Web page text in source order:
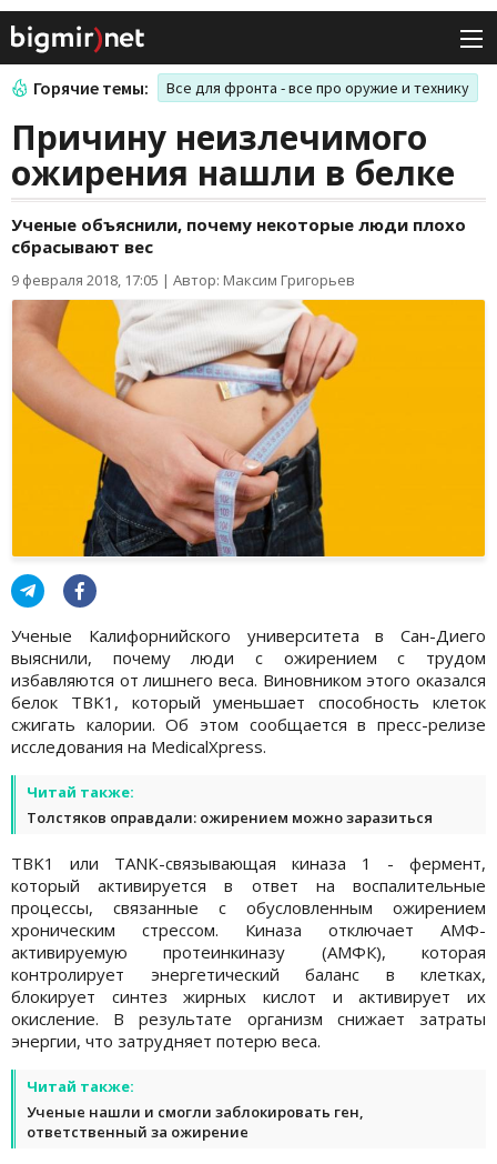
Горячие темы: Все для фронта - все про оружие и технику
Причину неизлечимого
ожирения нашли в белке
Ученые объяснили, почему некоторые люди плохо
сбрасывают вес
9 февраля 2018, 17:05 | Автор: Максим Григорьев
Ученые Калифорнийского университета в Сан-Диего
выяснили, почему люди с ожирением с трудом
избавляются от лишнего веса. Виновником этого оказался
белок TBK1, который уменьшает способность клеток
сжигать калории. Об этом сообщается в пресс-релизе
исследования на MedicalXpress.
Читай также:
Толстяков оправдали: ожирением можно заразиться
TBK1 или TANK-связывающая киназа 1 - фермент,
который активируется в ответ на воспалительные
процессы, связанные с обусловленным ожирением
хроническим стрессом. Киназа отключает АМФ-
активируемую протеинкиназу (АМФК), которая
контролирует энергетический баланс в клетках,
блокирует синтез жирных кислот и активирует их
окисление. В результате организм снижает затраты
энергии, что затрудняет потерю веса.
Читай также:
Ученые нашли и смогли заблокировать ген,
ответственный за ожирение